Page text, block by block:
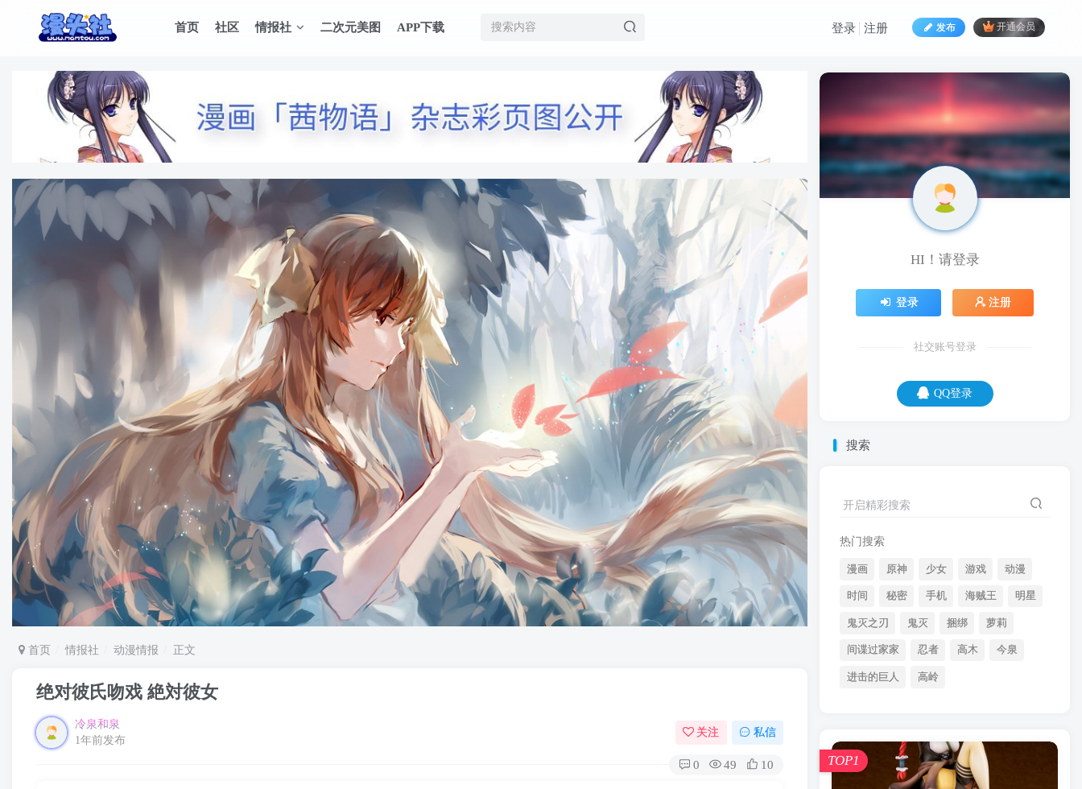
首页 社区 情报社 二次元美图 APP下载 发布 开通会员
登录 注册
首页 情报社 动漫情报 正文
绝对彼氏吻戏 絶対彼女
冷泉和泉
1年前发布
关注 私信
0 49 10
HI！请登录
登录 注册
社交账号登录
QQ登录
搜索
开启精彩搜索
热门搜索
漫画 原神 少女 游戏 动漫
时间 秘密 手机 海贼王 明星
鬼灭之刃 鬼灭 捆绑 萝莉
间谍过家家 忍者 高木 今泉
进击的巨人 高岭
TOP1
HI！请登录
登录 注册
社交账号登录
QQ登录
别总是对我忽冷忽热，不然我会感冒的。
时间 秘密 手机 海贼王
鬼灭 捆绑 萝莉